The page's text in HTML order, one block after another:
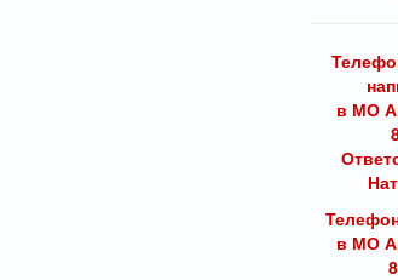
в МО
в МО